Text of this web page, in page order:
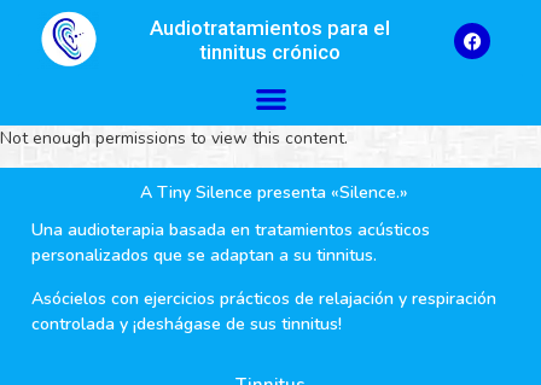
Audiotratamientos para el
tinnitus crónico
Not enough permissions to view this content.
A Tiny Silence presenta «Silence.»
Una audioterapia basada en tratamientos acústicos
personalizados que se adaptan a su tinnitus.
Asócielos con ejercicios prácticos de relajación y respiración
controlada y ¡deshágase de sus tinnitus!